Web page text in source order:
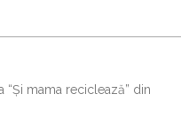
“Şi mama reciclează” din